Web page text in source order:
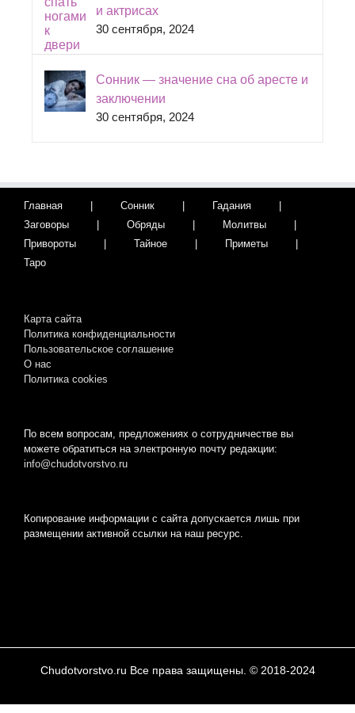
и актрисах
30 сентября, 2024
Сонник — значение сна об аресте и
заключении
30 сентября, 2024
Главная Сонник
Гадания
Заговоры
Обряды
Молитвы
Привороты
Тайное
Приметы
Таро
Карта сайта
Политика конфиденциальности
Пользовательское соглашение
О нас
Пoлитикa cookies
По всем вопросам, предложениях о сотрудничестве вы
можете обратиться на электронную почту редакции:
info@chudotvorstvo.ru
Копирование информации с сайта допускается лишь при
размещении активной ссылки на наш ресурс.
Chudotvorstvo.ru Все права защищены. © 2018-2024